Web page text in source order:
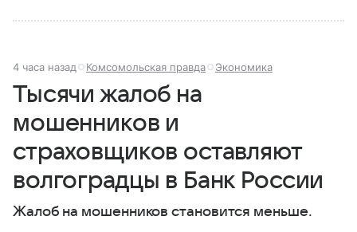
4 часа назад Комсомольская правда Экономика
Тысячи жалоб на
мошенников и
страховщиков оставляют
волгоградцы в Банк России
Жалоб на мошенников становится меньше.